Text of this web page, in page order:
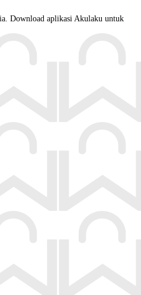
Download aplikasi Akulaku untuk